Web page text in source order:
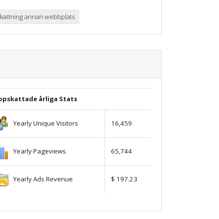
annan webbplats
årliga Stats
Yearly Unique Visitors 16,459
Yearly Pageviews 65,744
Yearly Ads Revenue $ 197.23